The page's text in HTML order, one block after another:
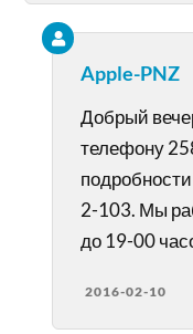
Apple-PNZ
Добрый
телефону
2-103. Мы
до 19-00
2016-02-10